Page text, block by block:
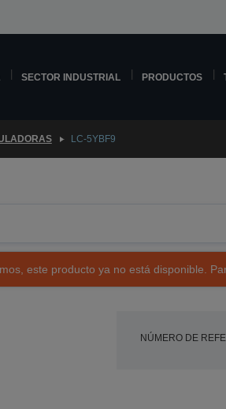
SECTOR INDUSTRIAL PRODUCTOS
LC-5YBF9
este producto ya no está disponible.
NÚMERO DE